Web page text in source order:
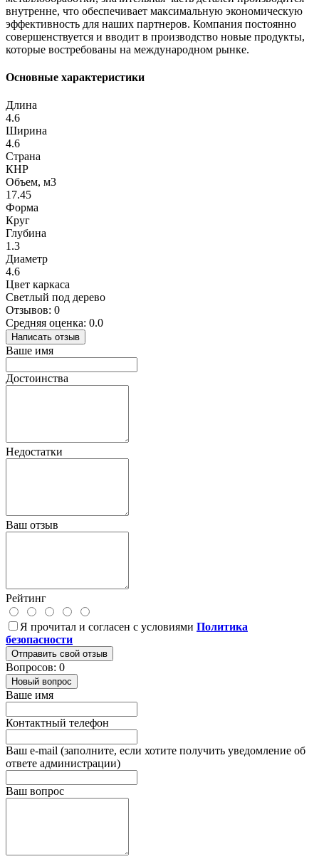
внутренне, что обеспечивает максимальную экономическую
эффективность для наших партнеров. Компания постоянно
совершенствуется и вводит в производство новые продукты,
которые востребованы на международном рынке.
Основные характеристики
Длина
4.6
Ширина
4.6
Страна
КНР
Объем, м3
17.45
Форма
Круг
Глубина
1.3
Диаметр
4.6
Цвет каркаса
Светлый под дерево
Отзывов: 0
Средняя оценка: 0.0
Написать отзыв
Ваше имя
Достоинства
Недостатки
Ваш отзыв
Рейтинг
Я прочитал и согласен с условиями Политика
безопасности
Отправить свой отзыв
Вопросов: 0
Новый вопрос
Ваше имя
Контактный телефон
Ваш e-mail (заполните, если хотите получить уведомление об
ответе администрации)
Ваш вопрос